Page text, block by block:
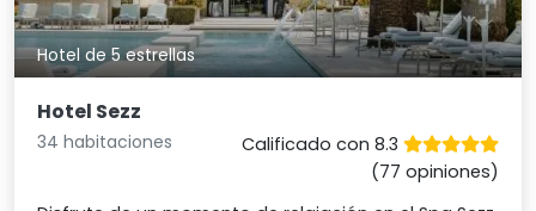
Hotel de 5 estrellas
Hotel Sezz
34 habitaciones
Calificado con 8.3
(77 opiniones)